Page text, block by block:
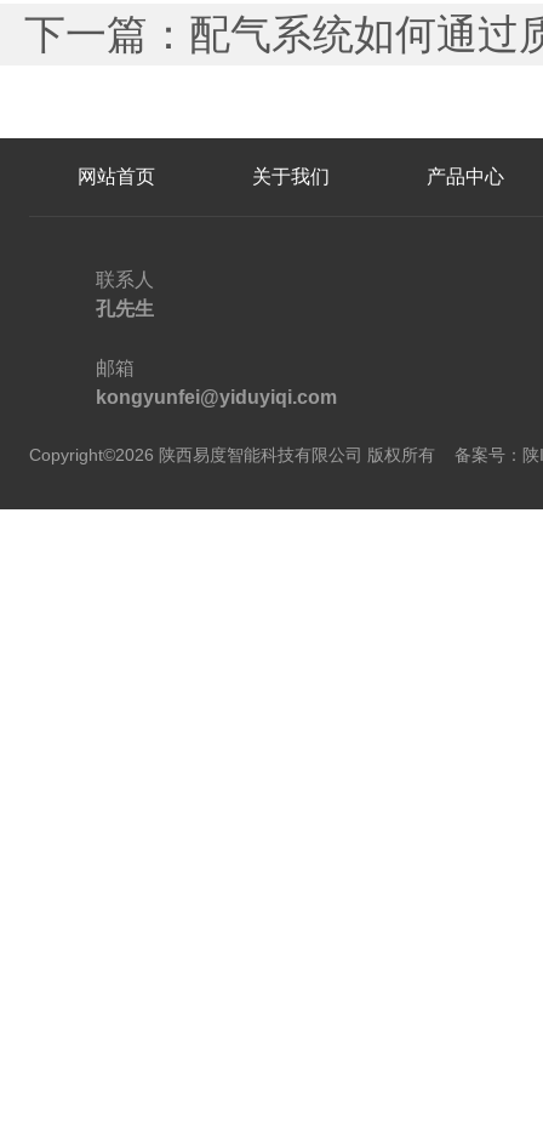
下一篇： 配气系统如何通过
网站首页 关于我们 产品中心
联系人
孔先生
邮箱
kongyunfei@yiduyiqi.com
Copyright©2026 陕西易度智能科技有限公司 版权所有 备案号：